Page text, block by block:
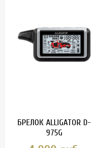
БРЕЛОК ALLIGATOR D-
975G